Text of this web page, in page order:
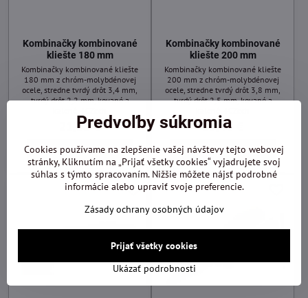
Kombinačky kombinované
kliešte 180 mm
Kombinačky kombinované kliešte
180 mm z chróm-molybdénovej
ocele, stredne tvrdý drôt 3,4 mm,
tvrdý drôt 2,2 mm, kované a
21,53 €
Do košíka
Kombinačky kombinované
kliešte 200 mm
Kombinačky kombinované kliešte
200 mm z chróm-molybdénovej
ocele, stredne tvrdý drôt 3,8 mm,
tvrdý drôt 2,5 mm, kované a
26,40 €
Do košíka
Predvoľby súkromia
Cookies používame na zlepšenie vašej návštevy tejto webovej
stránky, Kliknutím na „Prijať všetky cookies“ vyjadrujete svoj
súhlas s týmto spracovaním. Nižšie môžete nájsť podrobné
informácie alebo upraviť svoje preferencie.
Zásady ochrany osobných údajov
Ukázať podrobnosti
Prijať všetky cookies